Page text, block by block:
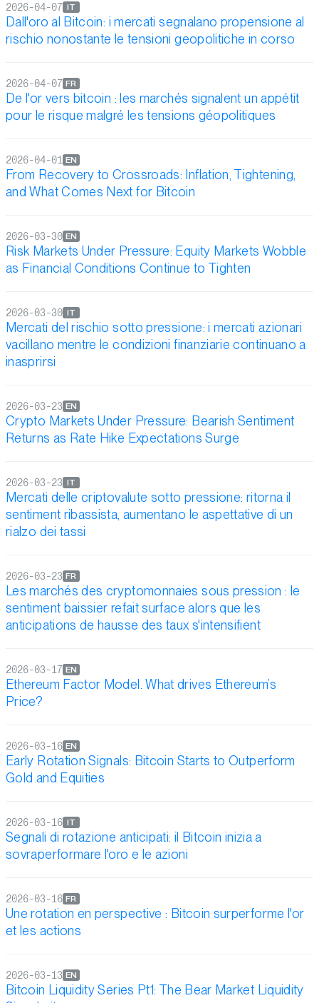
Dall'oro al Bitcoin: i mercati segnalano propensione al
rischio nonostante le tensioni geopolitiche in corso
IT
2026-04-07
De l'or vers bitcoin : les marchés signalent un appétit
pour le risque malgré les tensions géopolitiques
FR
2026-04-07
From Recovery to Crossroads: Inflation, Tightening,
and What Comes Next for Bitcoin
EN
2026-04-01
Risk Markets Under Pressure: Equity Markets Wobble
as Financial Conditions Continue to Tighten
EN
2026-03-30
Mercati del rischio sotto pressione: i mercati azionari
vacillano mentre le condizioni finanziarie continuano a
inasprirsi
IT
2026-03-30
Crypto Markets Under Pressure: Bearish Sentiment
Returns as Rate Hike Expectations Surge
EN
2026-03-23
Mercati delle criptovalute sotto pressione: ritorna il
sentiment ribassista, aumentano le aspettative di un
rialzo dei tassi
IT
2026-03-23
Les marchés des cryptomonnaies sous pression : le
sentiment baissier refait surface alors que les
anticipations de hausse des taux s'intensifient
FR
2026-03-23
Ethereum Factor Model. What drives Ethereum’s
Price?
EN
2026-03-17
Early Rotation Signals: Bitcoin Starts to Outperform
Gold and Equities
EN
2026-03-16
Segnali di rotazione anticipati: il Bitcoin inizia a
sovraperformare l'oro e le azioni
IT
2026-03-16
Une rotation en perspective : Bitcoin surperforme l'or
et les actions
FR
2026-03-16
Bitcoin Liquidity Series Pt1: The Bear Market Liquidity
EN
2026-03-13